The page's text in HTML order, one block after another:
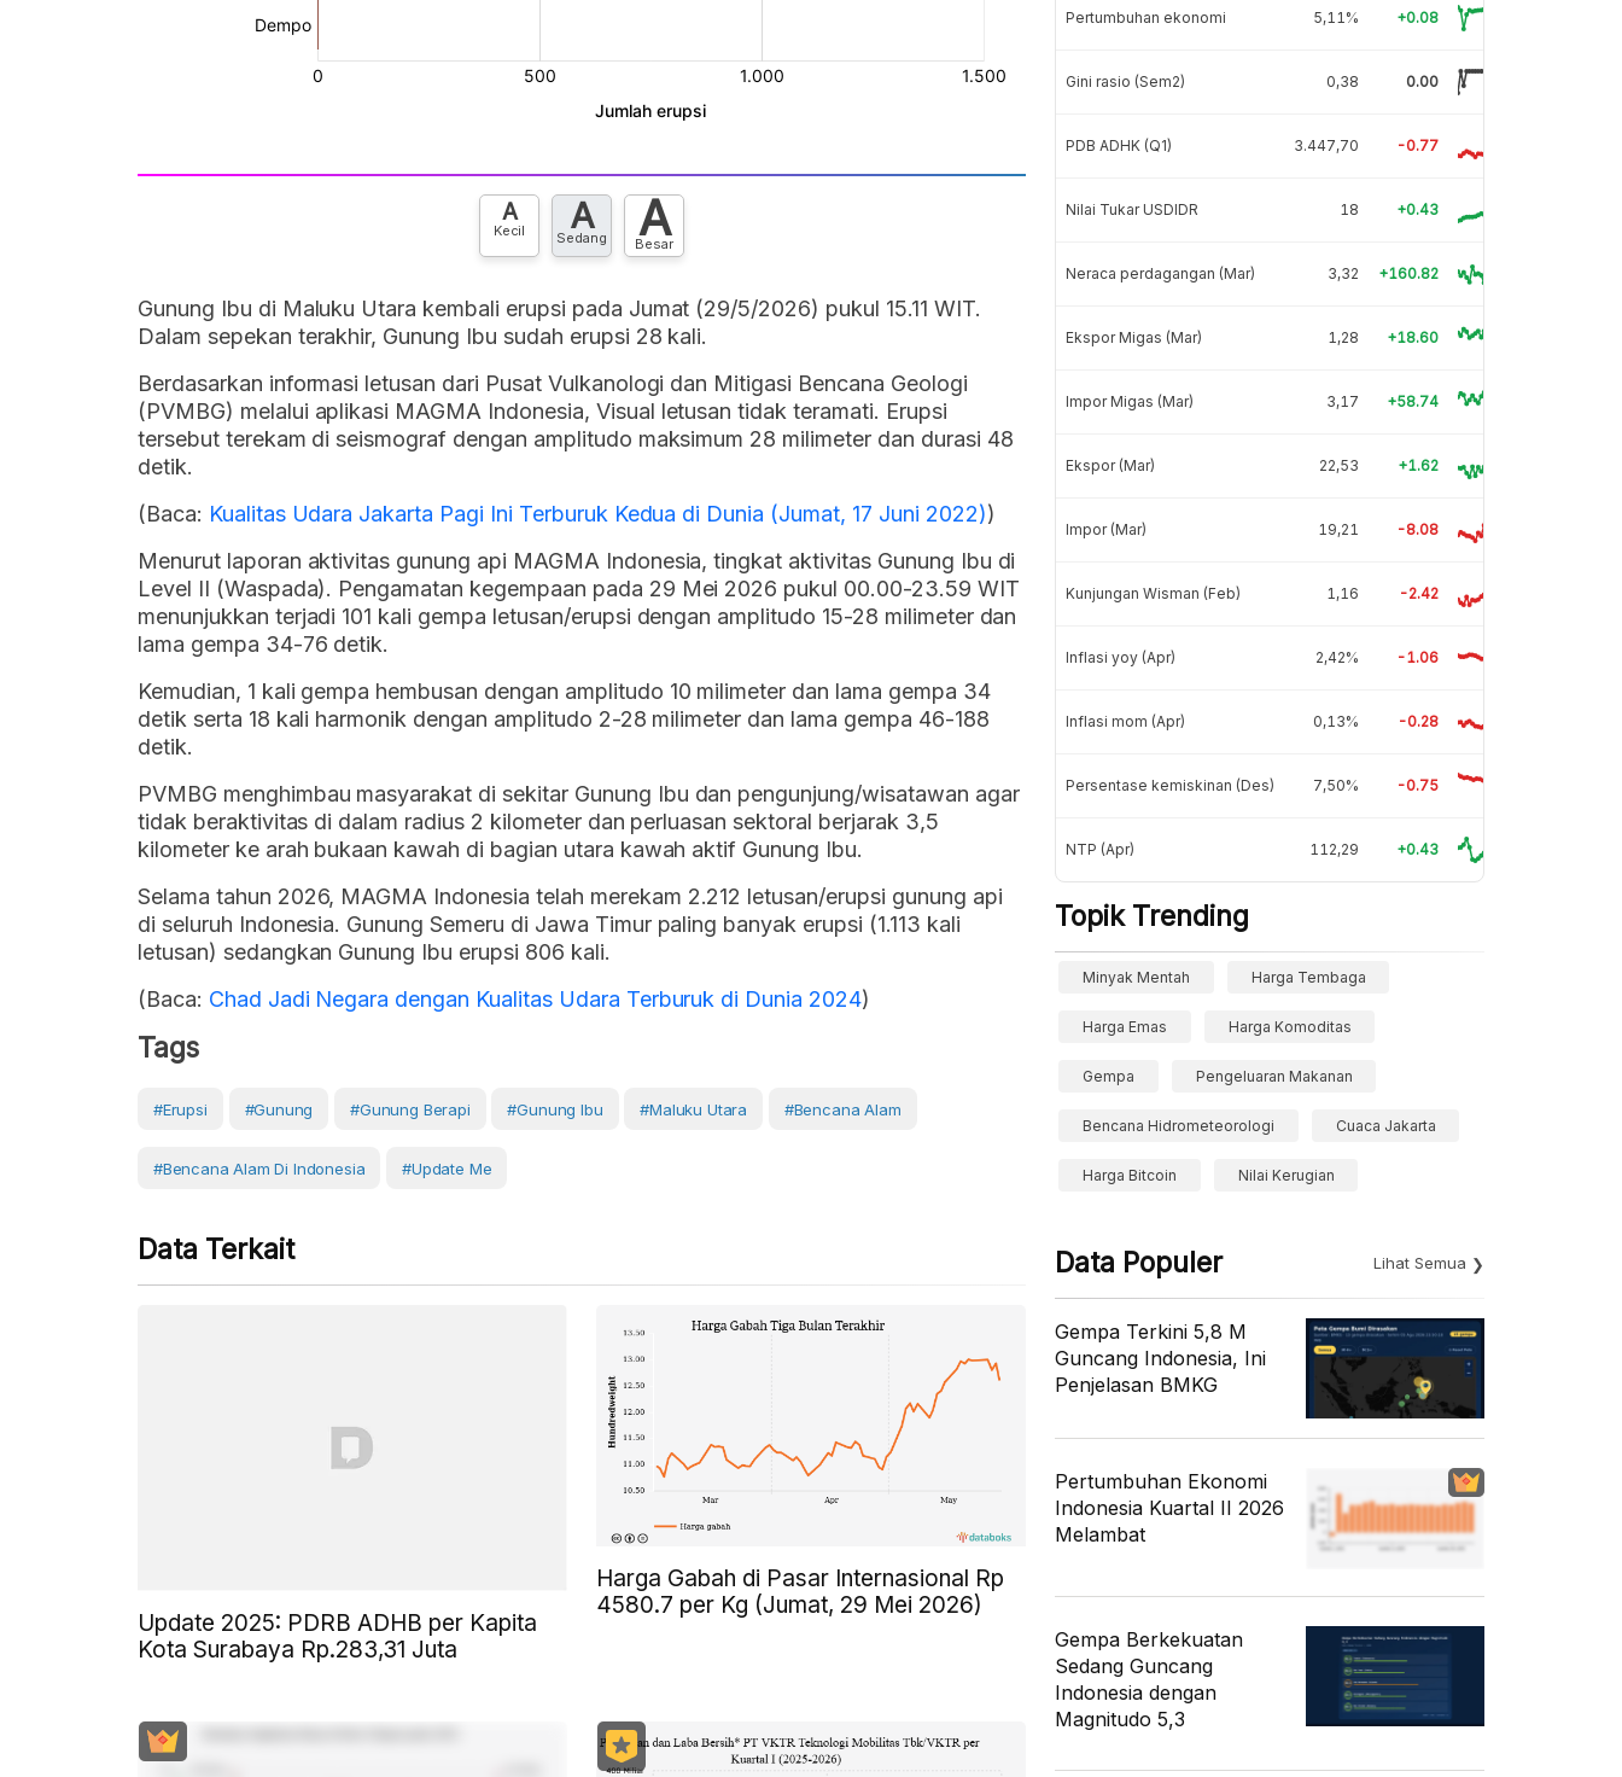
A
Kecil A
Sedang A
Besar
Gunung Ibu di Maluku Utara kembali erupsi pada Jumat (29/5/2026) pukul 15.11 WIT.
Dalam sepekan terakhir, Gunung Ibu sudah erupsi 28 kali.
Berdasarkan informasi letusan dari Pusat Vulkanologi dan Mitigasi Bencana Geologi
(PVMBG) melalui aplikasi MAGMA Indonesia, Visual letusan tidak teramati. Erupsi
tersebut terekam di seismograf dengan amplitudo maksimum 28 milimeter dan durasi 48
detik.
(Baca: Kualitas Udara Jakarta Pagi Ini Terburuk Kedua di Dunia (Jumat, 17 Juni 2022))
Menurut laporan aktivitas gunung api MAGMA Indonesia, tingkat aktivitas Gunung Ibu di
Level II (Waspada). Pengamatan kegempaan pada 29 Mei 2026 pukul 00.00-23.59 WIT
menunjukkan terjadi 101 kali gempa letusan/erupsi dengan amplitudo 15-28 milimeter dan
lama gempa 34-76 detik.
Kemudian, 1 kali gempa hembusan dengan amplitudo 10 milimeter dan lama gempa 34
detik serta 18 kali harmonik dengan amplitudo 2-28 milimeter dan lama gempa 46-188
detik.
PVMBG menghimbau masyarakat di sekitar Gunung Ibu dan pengunjung/wisatawan agar
tidak beraktivitas di dalam radius 2 kilometer dan perluasan sektoral berjarak 3,5
kilometer ke arah bukaan kawah di bagian utara kawah aktif Gunung Ibu.
Selama tahun 2026, MAGMA Indonesia telah merekam 2.212 letusan/erupsi gunung api
di seluruh Indonesia. Gunung Semeru di Jawa Timur paling banyak erupsi (1.113 kali
letusan) sedangkan Gunung Ibu erupsi 806 kali.
(Baca: Chad Jadi Negara dengan Kualitas Udara Terburuk di Dunia 2024)
Tags
#erupsi #Gunung #gunung Berapi #Gunung Ibu #Maluku Utara #Bencana Alam
#Bencana Alam Di Indonesia #Update Me
Data Terkait
Update 2025: PDRB ADHB per Kapita
Kota Surabaya Rp.283,31 Juta
Harga Gabah di Pasar Internasional Rp
4580.7 per Kg (Jumat, 29 Mei 2026)
Pertumbuhan ekonomi 5,11% +0.08
Gini rasio (Sem2) 0,38 0.00
PDB ADHK (Q1) 3.447,70 -0.77
Nilai Tukar USDIDR 18 +0.43
Neraca perdagangan (Mar) 3,32 +160.82
Ekspor Migas (Mar) 1,28 +18.60
Impor Migas (Mar) 3,17 +58.74
Ekspor (Mar) 22,53 +1.62
Impor (Mar) 19,21 -8.08
Kunjungan Wisman (Feb) 1,16 -2.42
Inflasi yoy (Apr) 2,42% -1.06
Inflasi mom (Apr) 0,13% -0.28
Persentase kemiskinan (Des) 7,50% -0.75
NTP (Apr) 112,29 +0.43
Topik Trending
Minyak Mentah Harga Tembaga
Harga Emas Harga Komoditas
Gempa Pengeluaran Makanan
Bencana Hidrometeorologi Cuaca Jakarta
Harga Bitcoin Nilai Kerugian
Data Populer Lihat Semua
Gempa Terkini 5,8 M
Guncang Indonesia, Ini
Penjelasan BMKG
Pertumbuhan Ekonomi
Indonesia Kuartal II 2026
Melambat
Gempa Berkekuatan
Sedang Guncang
Indonesia dengan
Magnitudo 5,3